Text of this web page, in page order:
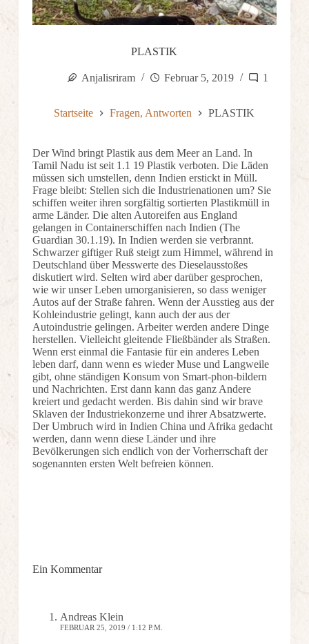
PLASTIK
Anjalisriram Februar 5, 2019 1
Startseite Fragen, Antworten PLASTIK
Der Wind bringt Plastik aus dem Meer an Land. In
Tamil Nadu ist seit 1.1 19 Plastik verboten. Die Läden
müssen sich umstellen, denn Indien erstickt in Müll.
Frage bleibt: Stellen sich die Industrienationen um? Sie
schiffen weiter ihren sorgfältig sortierten Plastikmüll in
arme Länder. Die alten Autoreifen aus England
gelangen in Containerschiffen nach Indien (The
Guardian 30.1.19). In Indien werden sie verbrannt.
Schwarzer giftiger Ruß steigt zum Himmel, während in
Deutschland über Messwerte des Dieselausstoßes
diskutiert wird. Selten wird aber darüber gesprochen,
wie wir unser Leben umorganisieren, so dass weniger
Autos auf der Straße fahren. Wenn der Ausstieg aus der
Kohleindustrie gelingt, kann auch der aus der
Autoindustrie gelingen. Arbeiter werden andere Dinge
herstellen. Vielleicht gleitende Fließbänder als Straßen.
Wenn erst einmal die Fantasie für ein anderes Leben
leben darf, dann wenn es wieder Muse und Langweile
gibt, ohne ständigen Konsum von Smart-phon-bildern
und Nachrichten. Erst dann kann das ganz Andere
kreiert und gedacht werden. Bis dahin sind wir brave
Sklaven der Industriekonzerne und ihrer Absatzwerte.
Der Umbruch wird in Indien China und Afrika gedacht
werden, dann wenn diese Länder und ihre
Bevölkerungen sich endlich von der Vorherrschaft der
sogenannten ersten Welt befreien können.
Ein Kommentar
Andreas Klein
FEBRUAR 25, 2019 / 1:12 P.M.